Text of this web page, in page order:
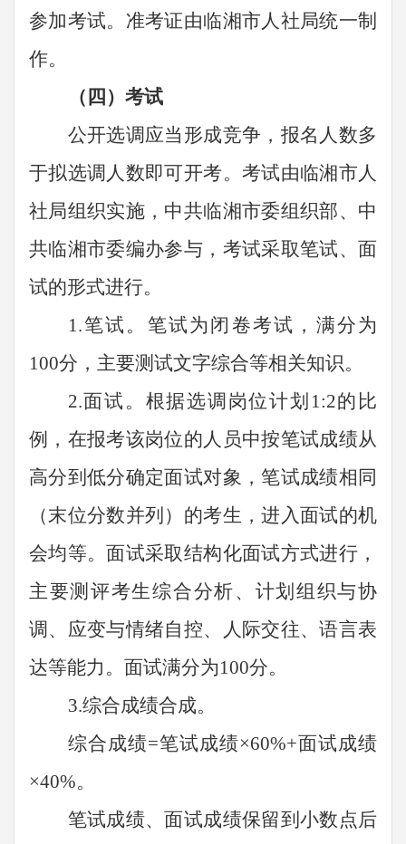
参加考试。准考证由临湘市人社局统一制
作。
（四）考试
公开选调应当形成竞争，报名人数多
于拟选调人数即可开考。考试由临湘市人
社局组织实施， 中共临湘市委组织部、 中
共临湘市委编办参与，考试采取笔试、面
试的形式进行。
1.笔试。笔试为闭卷考试，满分为
100分，主要测试文字综合等相关知识。
2.面试。根据选调 岗位计划 1:2的比
例，在报考该岗位的人员中按笔试成绩从
高分到低分确定面试对象，笔试成绩相同
（末位分数并列）的考生，进入面试的机
会均等。面试采取结构化面试方式进行，
主要测评考生综合分析、计划组织与协
调、应变与情绪自控、人际交往、语言表
达等能力。面试满分为100分。
3.综合成绩合成。
综合成绩=笔试成绩×60%+面试成绩
×40%。
笔试成绩、面试成绩保留到小数点后